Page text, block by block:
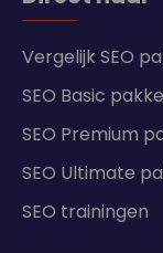
Vergelijk SEO
SEO Basic
SEO Premium
SEO Ultimate
SEO trainingen